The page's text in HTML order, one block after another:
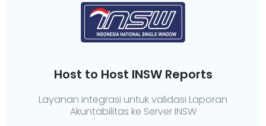
Host to Host INSW Reports
Layanan integrasi untuk validasi Laporan
Akuntabilitas ke Server INSW